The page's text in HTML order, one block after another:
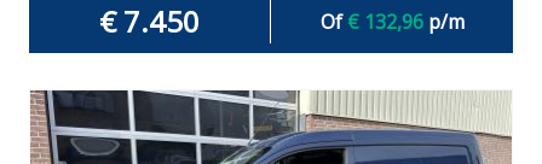
€ 7.450 Of€ 132,96p/m